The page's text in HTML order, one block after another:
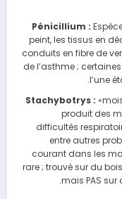
Pénicillium :
peint, les tissus en
conduits en fibre de
de l’asthme ;
l’une
Stachybotrys :
produit des
difficultés
entre autres
courant dans les
rare ; trouvé sur du
mais PAS sur